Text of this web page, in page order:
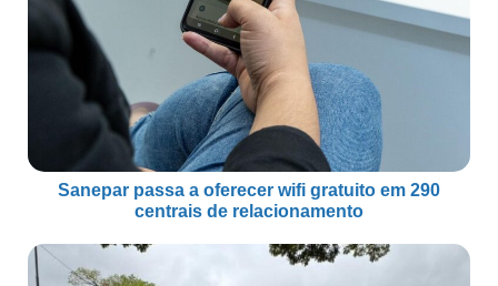
Sanepar passa a oferecer wifi gratuito em 290
centrais de relacionamento